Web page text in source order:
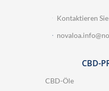
Kontaktieren
CBD-
CBD-Öle